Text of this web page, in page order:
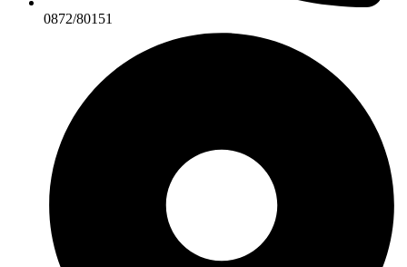
0872/80151